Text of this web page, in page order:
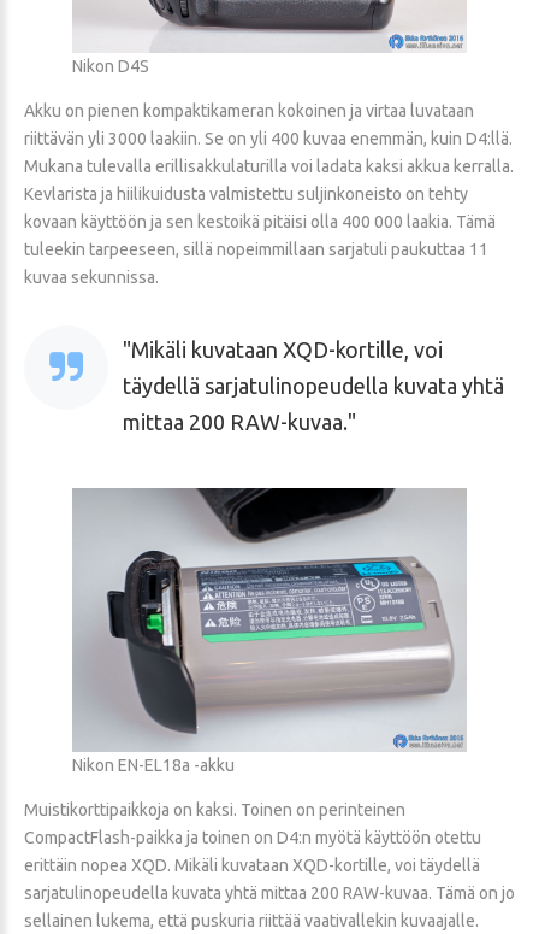
Nikon D4S
Akku on pienen kompaktikameran kokoinen ja virtaa luvataan
riittävän yli 3000 laakiin. Se on yli 400 kuvaa enemmän, kuin D4:llä.
Mukana tulevalla erillisakkulaturilla voi ladata kaksi akkua kerralla.
Kevlarista ja hiilikuidusta valmistettu suljinkoneisto on tehty
kovaan käyttöön ja sen kestoikä pitäisi olla 400 000 laakia. Tämä
tuleekin tarpeeseen, sillä nopeimmillaan sarjatuli paukuttaa 11
kuvaa sekunnissa.
Mikäli kuvataan XQD-kortille, voi
täydellä sarjatulinopeudella kuvata yhtä
mittaa 200 RAW-kuvaa.
Nikon EN-EL18a -akku
Muistikorttipaikkoja on kaksi. Toinen on perinteinen
CompactFlash-paikka ja toinen on D4:n myötä käyttöön otettu
erittäin nopea XQD. Mikäli kuvataan XQD-kortille, voi täydellä
sarjatulinopeudella kuvata yhtä mittaa 200 RAW-kuvaa. Tämä on jo
sellainen lukema, että puskuria riittää vaativallekin kuvaajalle.